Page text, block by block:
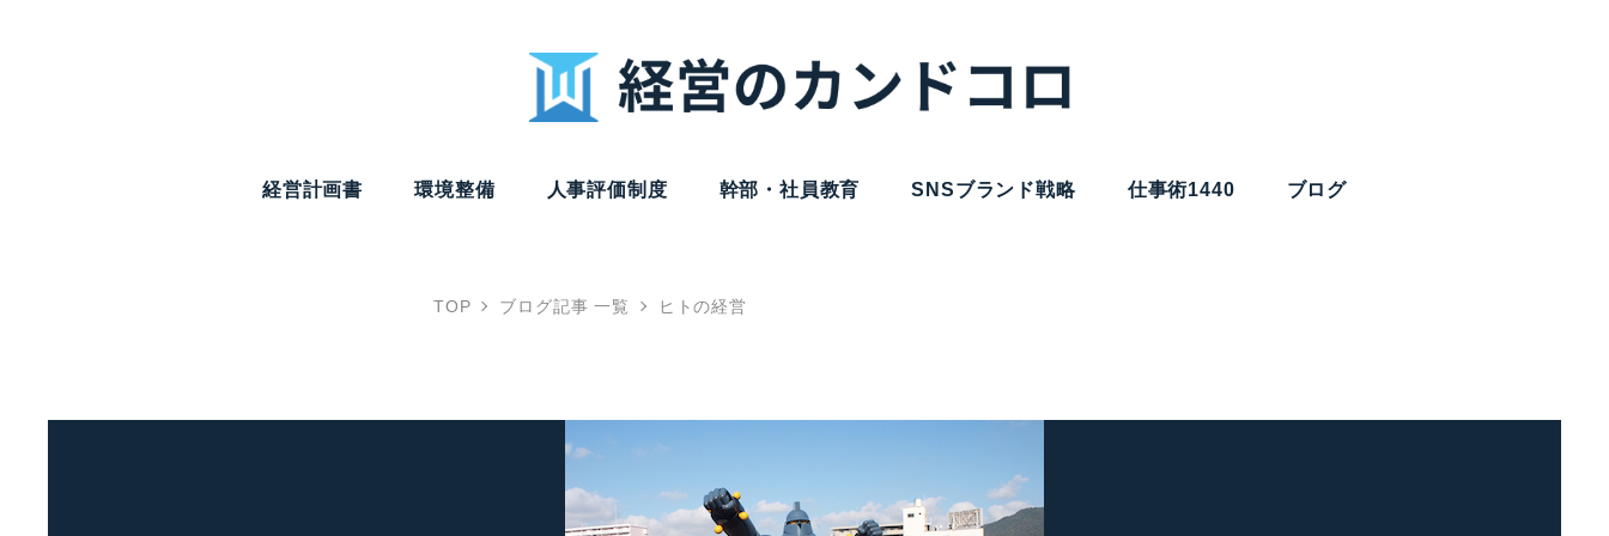
経営計画書 環境整備 人事評価制度 幹部・社員教育 SNSブランド戦略 仕事術1440 ブログ
TOP ブログ記事 一覧 ヒトの経営